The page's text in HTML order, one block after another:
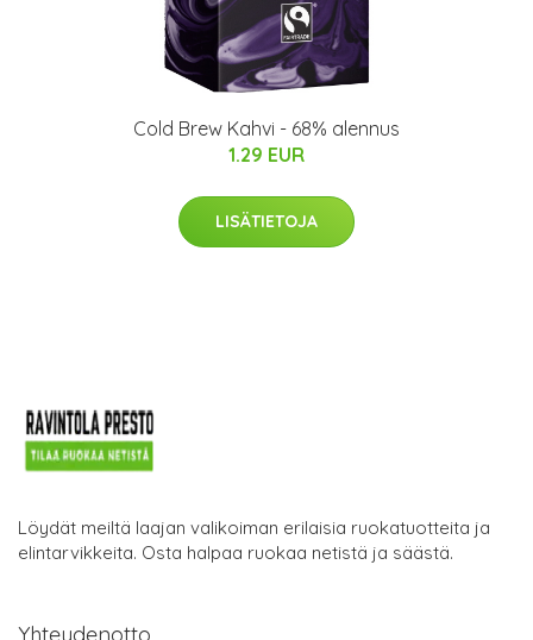
Cold Brew Kahvi - 68% alennus
1.29 EUR
LISÄTIETOJA
Löydät meiltä laajan valikoiman erilaisia ruokatuotteita ja
elintarvikkeita. Osta halpaa ruokaa netistä ja säästä.